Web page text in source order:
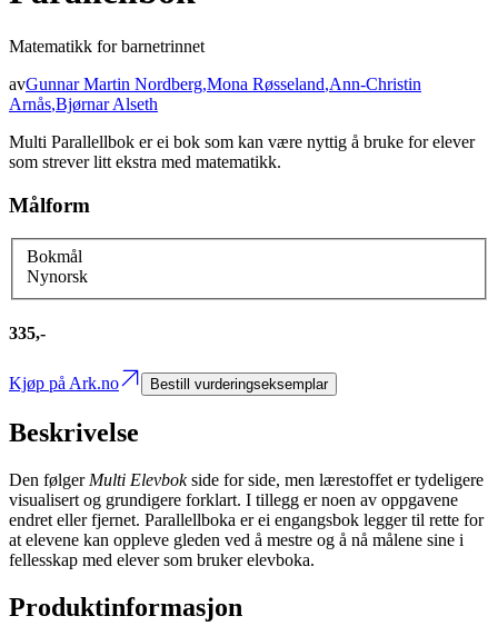
Matematikk for barnetrinnet
avGunnar Martin Nordberg,Mona Røsseland,Ann-Christin
Arnås,Bjørnar Alseth
Multi Parallellbok er ei bok som kan være nyttig å bruke for elever
som strever litt ekstra med matematikk.
Målform
Bokmål
Nynorsk
335,-
Kjøp på Ark.no Bestill vurderingseksemplar
Beskrivelse
Den følger Multi Elevbokside for side, men lærestoffet er tydeligere
visualisert og grundigere forklart. I tillegg er noen av oppgavene
endret eller fjernet. Parallellboka er ei engangsbok legger til rette for
at elevene kan oppleve gleden ved å mestre og å nå målene sine i
fellesskap med elever som bruker elevboka.
Produktinformasjon